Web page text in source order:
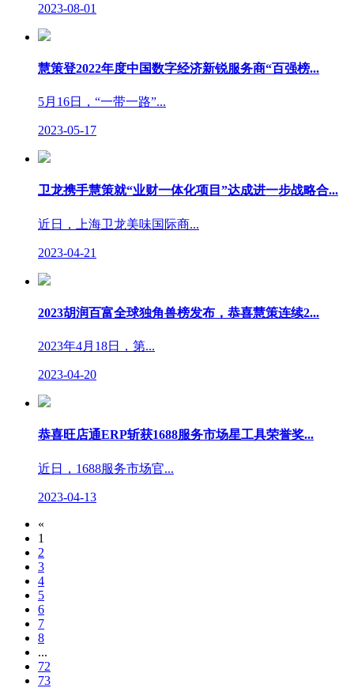
2023-08-01
慧策登2022年度中国数字经济新锐服务商“百强榜...
5月16日，“一带一路”...
2023-05-17
卫龙携手慧策就“业财一体化项目”达成进一步战略合...
近日，上海卫龙美味国际商...
2023-04-21
2023胡润百富全球独角兽榜发布，恭喜慧策连续2...
2023年4月18日，第...
2023-04-20
恭喜旺店通ERP斩获1688服务市场星工具荣誉奖...
近日，1688服务市场官...
2023-04-13
«
1
2
3
4
5
6
7
8
...
72
73